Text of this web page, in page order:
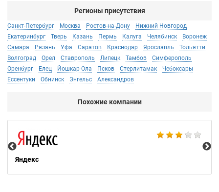
Регионы присутствия
Санкт-Петербург Москва Ростов-на-Дону
Нижний Новгород
Екатеринбург
Тверь Казань Пермь Калуга Челябинск
Воронеж
Самара
Рязань Уфа Саратов Краснодар Ярославль
Тольятти
Волгоград
Орел Ставрополь Липецк Тамбов
Симферополь
Оренбург
Елец Йошкар-Ола Псков Стерлитамак
Чебоксары
Ессентуки
Обнинск Энгельс Александров
Похожие компании
Яндекс